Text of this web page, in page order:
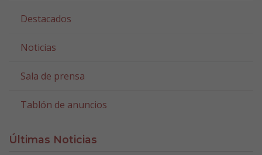
Destacados
Noticias
Sala de prensa
Tablón de anuncios
Últimas Noticias